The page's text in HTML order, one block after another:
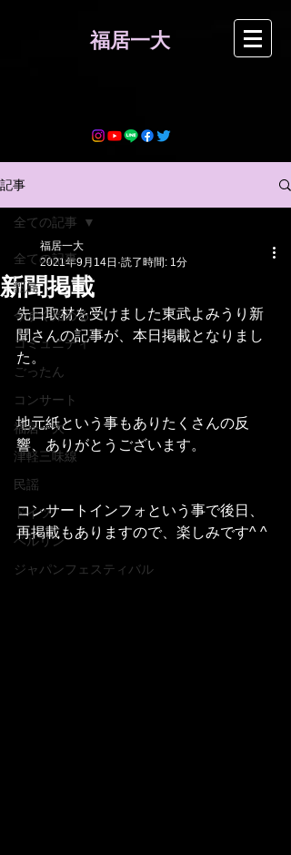
​福居一大
記事
全ての記事
甑島
今すぐ始める
コミュニティ
ごったん
コンサート
福居一大
津軽三味線
民謡
ドイツ
ベルリン
ジャパンフェスティバル
全ての記事
新聞掲載
福居一大
2021年9月14日 読了時間: 1分
先日取材を受けました東武よみうり新
聞さんの記事が、本日掲載となりまし
た。
地元紙という事もありたくさんの反
響、ありがとうございます。
コンサートインフォという事で後日、
再掲載もありますので、楽しみです^ ^